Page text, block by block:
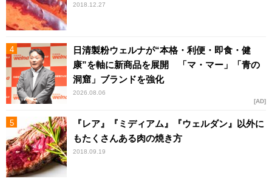
2018.12.27
日清製粉ウェルナが“本格・利便・即食・健
康”を軸に新商品を展開 「マ・マー」「青の
洞窟」ブランドを強化
2026.08.06
AD
『レア』『ミディアム』『ウェルダン』以外に
もたくさんある肉の焼き方
2018.09.19